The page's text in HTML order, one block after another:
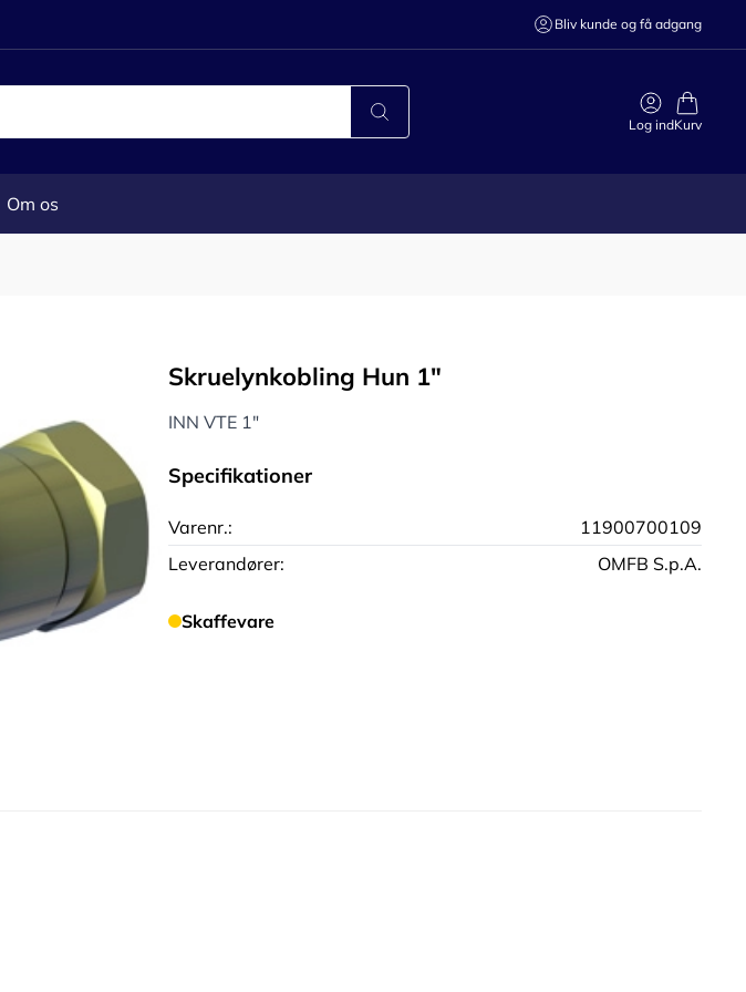
Bliv kunde og få adgang
Log indKurv
Om os
Skruelynkobling Hun 1"
INN VTE 1"
Specifikationer
Varenr.:
11900700109
Leverandører:
OMFB S.p.A.
Skaffevare